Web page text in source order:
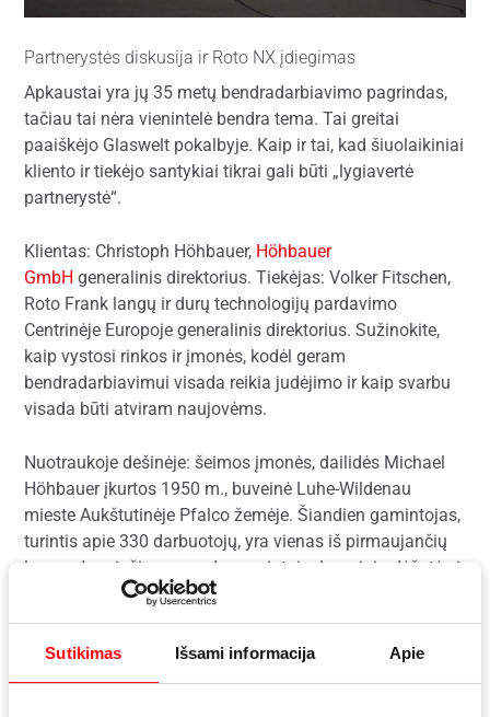
Sutikimas Išsami informacija Apie
Partnerystės diskusija ir Roto NX įdiegimas
Apkaustai yra jų 35 metų bendradarbiavimo pagrindas,
tačiau tai nėra vienintelė bendra tema. Tai greitai
paaiškėjo Glaswelt pokalbyje. Kaip ir tai, kad šiuolaikiniai
kliento ir tiekėjo santykiai tikrai gali būti „lygiavertė
partnerystė“.
Klientas: Christoph Höhbauer, Höhbauer
GmbH generalinis direktorius. Tiekėjas: Volker Fitschen,
Roto Frank langų ir durų technologijų pardavimo
Centrinėje Europoje generalinis direktorius. Sužinokite,
kaip vystosi rinkos ir įmonės, kodėl geram
bendradarbiavimui visada reikia judėjimo ir kaip svarbu
visada būti atviram naujovėms.
Nuotraukoje dešinėje: šeimos įmonės, dailidės Michael
Höhbauer įkurtos 1950 m., buveinė Luhe-Wildenau
mieste Aukštutinėje Pfalco žemėje. Šiandien gamintojas,
turintis apie 330 darbuotojų, yra vienas iš pirmaujančių
langų, durų ir žiemos sodų gamintojų. Langinių dėžutės ir
decentralizuoti vėdinimo įtaisai papildo asortimentą.
Šaltinis:Glaswelt
09.2019